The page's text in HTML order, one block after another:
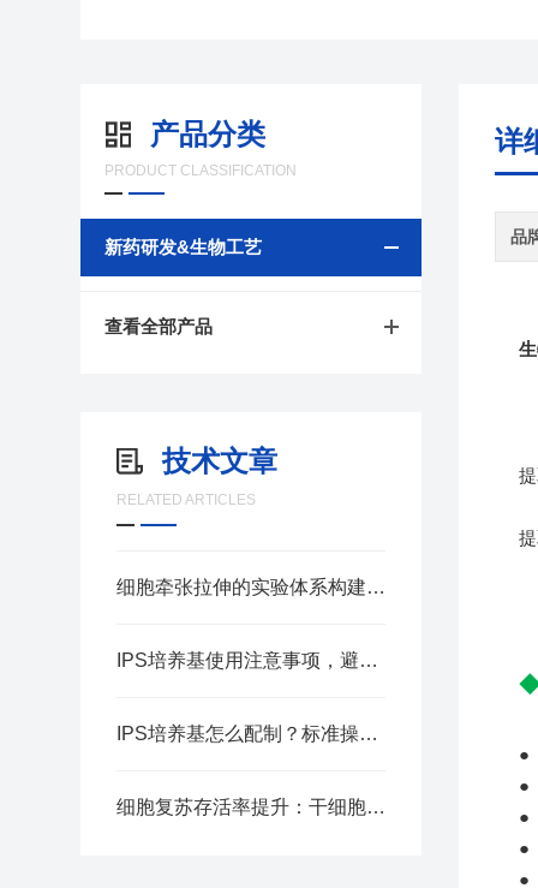
产品分类
PRODUCT CLASSIFICATION
新药研发&生物工艺
查看全部产品
技术文章
RELATED ARTICLES
细胞牵张拉伸的实验体系构建要点
IPS培养基使用注意事项，避免菌落检测误差
IPS培养基怎么配制？标准操作步骤汇总
细胞复苏存活率提升：干细胞冻存液应用实操指南
详
品
提
◆
●
●
●
●
●